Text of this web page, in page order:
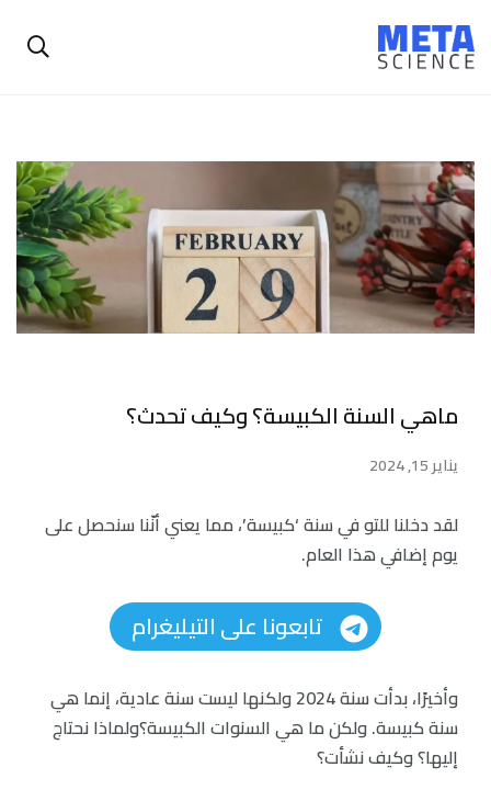
ماهي السنة الكبيسة؟ وكيف تحدث؟
يناير 15, 2024
لقد دخلنا للتو في سنة ‘كبيسة’، مما يعني أنّنا سنحصل على
يوم إضافي هذا العام.
تابعونا على التيليغرام
وأخيرًا، بدأت سنة 2024 ولكنها ليست سنة عادية، إنما هي
سنة كبيسة. ولكن ما هي السنوات الكبيسة؟ولماذا نحتاج
إليها؟ وكيف نشأت؟